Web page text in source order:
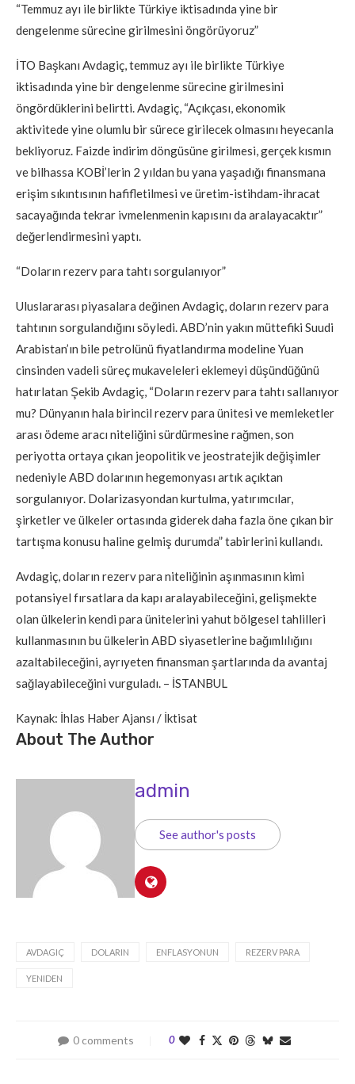
“Temmuz ayı ile birlikte Türkiye iktisadında yine bir
dengelenme sürecine girilmesini öngörüyoruz”
İTO Başkanı Avdagiç, temmuz ayı ile birlikte Türkiye
iktisadında yine bir dengelenme sürecine girilmesini
öngördüklerini belirtti. Avdagiç, “Açıkçası, ekonomik
aktivitede yine olumlu bir sürece girilecek olmasını heyecanla
bekliyoruz. Faizde indirim döngüsüne girilmesi, gerçek kısmın
ve bilhassa KOBİ’lerin 2 yıldan bu yana yaşadığı finansmana
erişim sıkıntısının hafifletilmesi ve üretim-istihdam-ihracat
sacayağında tekrar ivmelenmenin kapısını da aralayacaktır”
değerlendirmesini yaptı.
“Doların rezerv para tahtı sorgulanıyor”
Uluslararası piyasalara değinen Avdagiç, doların rezerv para
tahtının sorgulandığını söyledi. ABD’nin yakın müttefiki Suudi
Arabistan’ın bile petrolünü fiyatlandırma modeline Yuan
cinsinden vadeli süreç mukaveleleri eklemeyi düşündüğünü
hatırlatan Şekib Avdagiç, “Doların rezerv para tahtı sallanıyor
mu? Dünyanın hala birincil rezerv para ünitesi ve memleketler
arası ödeme aracı niteliğini sürdürmesine rağmen, son
periyotta ortaya çıkan jeopolitik ve jeostratejik değişimler
nedeniyle ABD dolarının hegemonyası artık açıktan
sorgulanıyor. Dolarizasyondan kurtulma, yatırımcılar,
şirketler ve ülkeler ortasında giderek daha fazla öne çıkan bir
tartışma konusu haline gelmiş durumda” tabirlerini kullandı.
Avdagiç, doların rezerv para niteliğinin aşınmasının kimi
potansiyel fırsatlara da kapı aralayabileceğini, gelişmekte
olan ülkelerin kendi para ünitelerini yahut bölgesel tahlilleri
kullanmasının bu ülkelerin ABD siyasetlerine bağımlılığını
azaltabileceğini, ayrıyeten finansman şartlarında da avantaj
sağlayabileceğini vurguladı. – İSTANBUL
Kaynak: İhlas Haber Ajansı / İktisat
About The Author
admin
See author's posts
AVDAGIÇ DOLARIN ENFLASYONUN REZERV PARA
YENIDEN
0 comments 0